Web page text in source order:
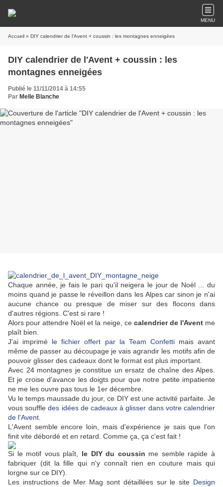
MENU
Accueil » DIY calendrier de l'Avent + coussin : les montagnes enneigées
DIY calendrier de l'Avent + coussin : les
montagnes enneigées
Publié le 11/11/2014 à 14:55
Par Melle Blanche
Chaque année, je fais le pari qu'il neigera le jour de Noël ... du
moins quand je passe le réveillon dans les Alpes car sinon je n'ai
aucune chance ou presque de miser sur des flocons dans
d'autres régions. C'est si rare !
Alors pour attendre Noël et la neige, ce calendrier de l'Aventme
plaît bien.
J'ai imprimé le fichier offert par la Team Confettimais avant
même de passer au découpage je vais agrandir les motifs afin de
pouvoir glisser des cadeaux dont le format est plus important.
Avec 24 montagnes je constitue un ersatz de chaîne des Alpes.
Et je croise d'avance les doigts pour que notre petite impatiente
ne me les ouvre pas tous le 1er décembre.
Vu le temps maussade du jour, ce DIY est une activité parfaite. Je
vous souffledes idées de cadeaux à glisser dans votre calendrier
de l'Avent
L'Avent semble encore loin, mais d'expérience je sais que l'on
finit vite débordé et en retard. Comme ça, ça c'est fait !
Si le motif vous plaît, le DIY du coussin me semble rapide à
fabriquer (dit la fille qui n'y connaît rien en couture mais qui
lorgne sur ce DIY).
Les instructions de Mer Mag sont détaillées sur le site Design